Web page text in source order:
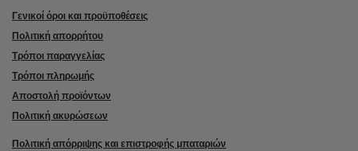
Γενικοί όροι και προϋποθέσεις
Πολιτική απορρήτου
Τρόποι παραγγελίας
Τρόποι πληρωμής
Αποστολή προϊόντων
Πολιτική ακυρώσεων
Πολιτική απόρριψης και επιστροφής μπαταριών